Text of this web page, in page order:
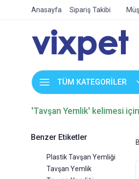
Anasayfa Sipariş Takibi
TÜM KATEGORİLER
'Tavşan Yemlik' kelimesi
Benzer Etiketler
Plastik Tavşan Yemliği
Tavşan Yemlik